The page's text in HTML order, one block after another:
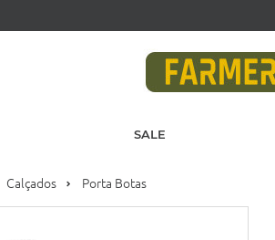
SALE
Calçados Porta Botas